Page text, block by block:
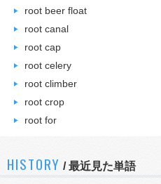
root beer float
root canal
root cap
root celery
root climber
root crop
root for
HISTORY /最近見た単語